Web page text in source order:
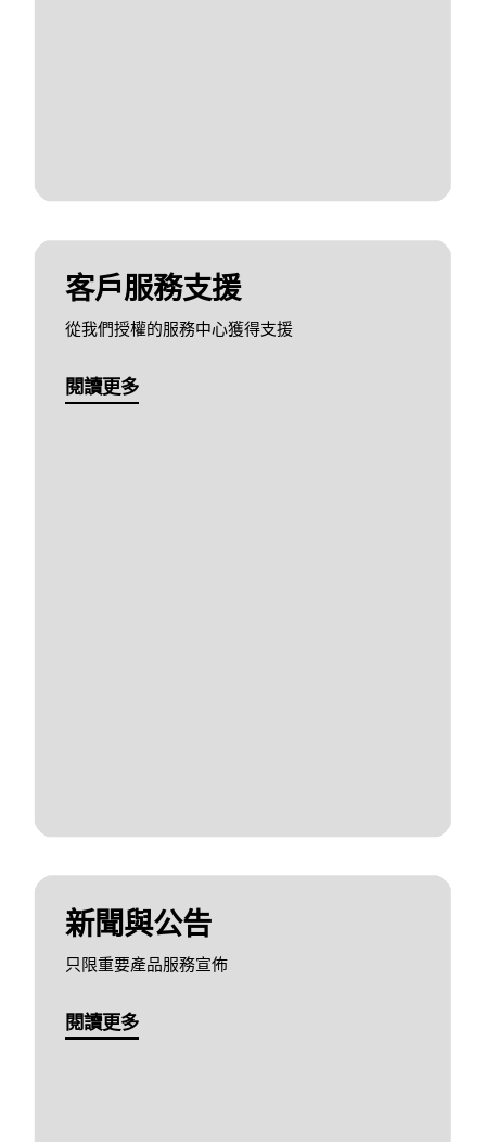
客戶服務支援
從我們授權的服務中心獲得支援
閱讀更多
新聞與公告
只限重要產品服務宣佈
閱讀更多